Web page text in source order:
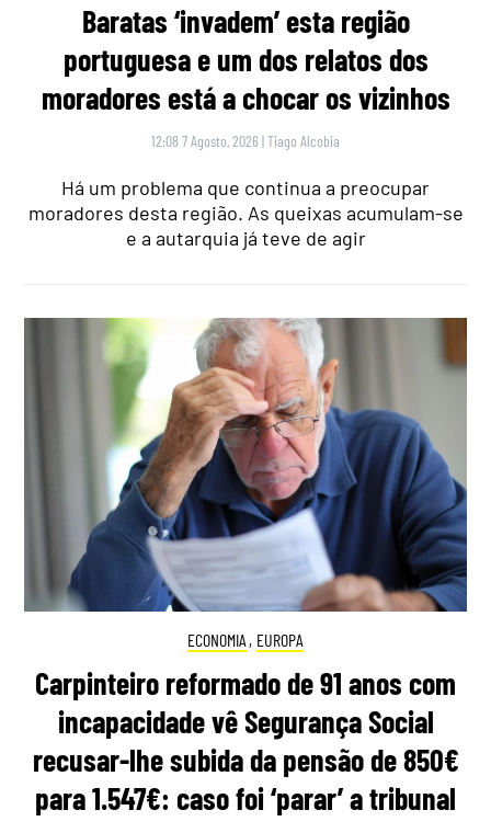
Baratas ‘invadem’ esta região
portuguesa e um dos relatos dos
moradores está a chocar os vizinhos
12:08 7 Agosto, 2026 |Tiago Alcobia
Há um problema que continua a preocupar
moradores desta região. As queixas acumulam-se
e a autarquia já teve de agir
ECONOMIA , EUROPA
Carpinteiro reformado de 91 anos com
incapacidade vê Segurança Social
recusar-lhe subida da pensão de 850€
para 1.547€: caso foi ‘parar’ a tribunal